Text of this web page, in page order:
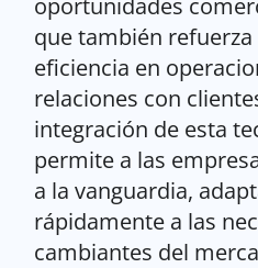
que también
eficiencia en
relaciones con
integración de esta
permite a las
a la vanguardia,
rápidamente a las
cambiantes del